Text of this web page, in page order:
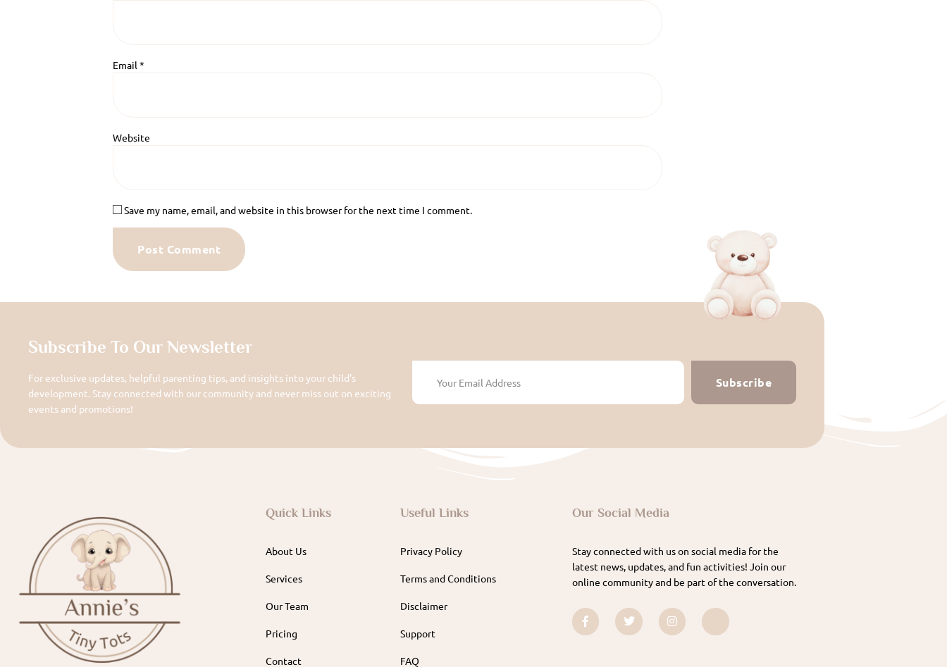
Email *
Website
Save my name, email, and website in this browser for the next time I comment.
Subscribe To Our Newsletter
For exclusive updates, helpful parenting tips, and insights into your child's
development. Stay connected with our community and never miss out on exciting
events and promotions!
Subscribe
Quick Links
About Us
Services
Our Team
Pricing
Contact
Useful Links
Privacy Policy
Terms and Conditions
Disclaimer
Support
FAQ
Our Social Media
Stay connected with us on social media for the
latest news, updates, and fun activities! Join our
online community and be part of the conversation.